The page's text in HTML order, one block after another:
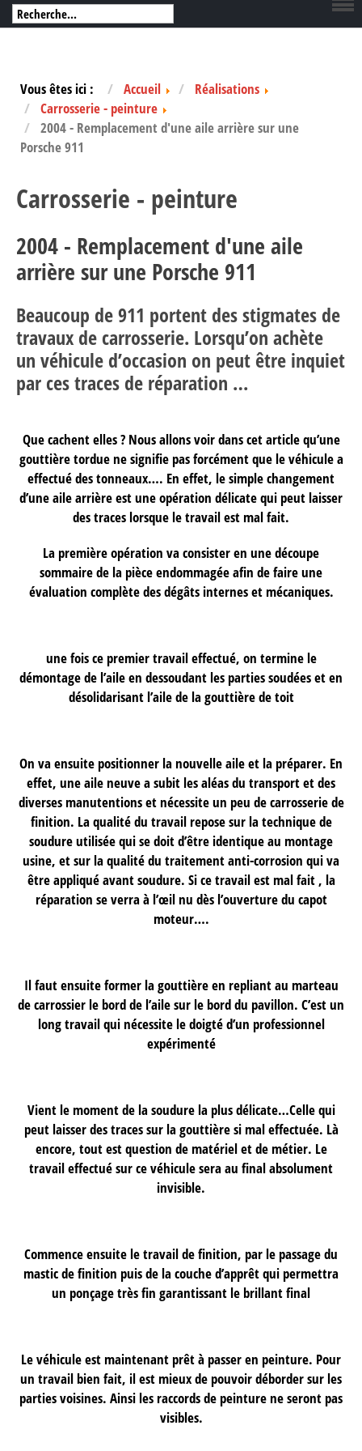
Vous êtes ici : Accueil
Réalisations
Carrosserie - peinture
2004 - Remplacement d'une aile arrière sur une
Porsche 911
Carrosserie - peinture
2004 - Remplacement d'une aile
arrière sur une Porsche 911
Beaucoup de 911 portent des stigmates de
travaux de carrosserie. Lorsqu’on achète
un véhicule d’occasion on peut être inquiet
par ces traces de réparation …
Que cachent elles ? Nous allons voir dans cet article qu’une
gouttière tordue ne signifie pas forcément que le véhicule a
effectué des tonneaux…. En effet, le simple changement
d’une aile arrière est une opération délicate qui peut laisser
des traces lorsque le travail est mal fait.
La première opération va consister en une découpe
sommaire de la pièce endommagée afin de faire une
évaluation complète des dégâts internes et mécaniques.
une fois ce premier travail effectué, on termine le
démontage de l’aile en dessoudant les parties soudées et en
désolidarisant l’aile de la gouttière de toit
On va ensuite positionner la nouvelle aile et la préparer. En
effet, une aile neuve a subit les aléas du transport et des
diverses manutentions et nécessite un peu de carrosserie de
finition. La qualité du travail repose sur la technique de
soudure utilisée qui se doit d’être identique au montage
usine, et sur la qualité du traitement anti-corrosion qui va
être appliqué avant soudure. Si ce travail est mal fait , la
réparation se verra à l’œil nu dès l’ouverture du capot
moteur….
Il faut ensuite former la gouttière en repliant au marteau
de carrossier le bord de l’aile sur le bord du pavillon. C’est un
long travail qui nécessite le doigté d’un professionnel
expérimenté
Vient le moment de la soudure la plus délicate…Celle qui
peut laisser des traces sur la gouttière si mal effectuée. Là
encore, tout est question de matériel et de métier. Le
travail effectué sur ce véhicule sera au final absolument
invisible.
Commence ensuite le travail de finition, par le passage du
mastic de finition puis de la couche d’apprêt qui permettra
un ponçage très fin garantissant le brillant final
Le véhicule est maintenant prêt à passer en peinture. Pour
un travail bien fait, il est mieux de pouvoir déborder sur les
parties voisines. Ainsi les raccords de peinture ne seront pas
visibles.